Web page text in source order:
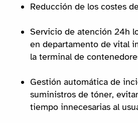
Reducción de los costes
Servicio de atención 24h
en departamento de vital
la terminal de
Gestión automática de
suministros de tóner,
tiempo innecesarias al